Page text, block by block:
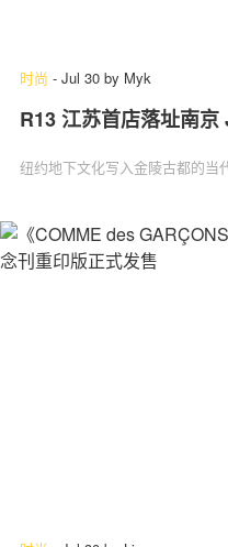
时尚 - Jul 30 by Myk
R13 江苏首店落址南
纽约地下文化写入金陵古都的当